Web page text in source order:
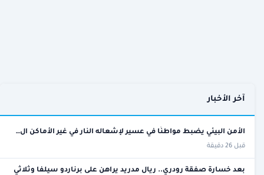
آخر الأخبار
الأمن البيئي يضبط مواطنًا في عسير لإشعاله النار في غير الأماكن ال…
قبل 26 دقيقة
بعد خسارة صفقة رودري.. ريال مدريد يراهن على برناردو سيلفا وثلاثي